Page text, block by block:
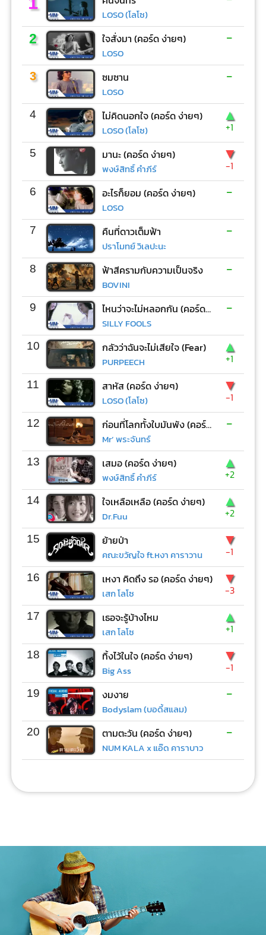
LOSO (โลโซ)
2 ใจสั่งมา (คอร์ด ง่ายๆ)
LOSO
-
3 ซมซาน
LOSO
-
4 ไม่คิดนอกใจ (คอร์ด ง่ายๆ)
LOSO (โลโซ)
▲
+1
5 มานะ (คอร์ด ง่ายๆ)
พงษ์สิทธิ์ คำภีร์
▼
-1
6 อะไรก็ยอม (คอร์ด ง่ายๆ)
LOSO
-
7 คืนที่ดาวเต็มฟ้า
ปราโมทย์ วิเลปะนะ
-
8 ฟ้าสีครามกับความเป็นจริง
BOVINI
-
9 ไหนว่าจะไม่หลอกกัน (คอร์ด ง่ายๆ)
SILLY FOOLS
-
10 กลัวว่าฉันจะไม่เสียใจ (Fear)
PURPEECH
▲
+1
11 สาหัส (คอร์ด ง่ายๆ)
LOSO (โลโซ)
▼
-1
12 ก่อนที่โลกทั้งใบมันพัง (คอร์ด ง่ายๆ)
Mr’ พระจันทร์
-
13 เสมอ (คอร์ด ง่ายๆ)
พงษ์สิทธิ์ คำภีร์
▲
+2
14 ใจเหลือเหลือ (คอร์ด ง่ายๆ)
Dr.Fuu
▲
+2
15 ย้ายป่า
คณะขวัญใจ ft.หงา คาราวาน
▼
-1
16 เหงา คิดถึง รอ (คอร์ด ง่ายๆ)
เสก โลโซ
▼
-3
17 เธอจะรู้บ้างไหม
เสก โลโซ
▲
+1
18 ทิ้งไว้ในใจ (คอร์ด ง่ายๆ)
Big Ass
▼
-1
19 งมงาย
Bodyslam (บอดี้สแลม)
-
20 ตามตะวัน (คอร์ด ง่ายๆ)
NUM KALA x แอ๊ด คาราบาว
-